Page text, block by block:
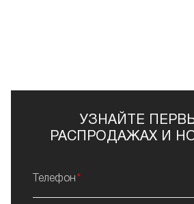
УЗНАЙТЕ
РАСПРОДАЖАХ И
Телефон